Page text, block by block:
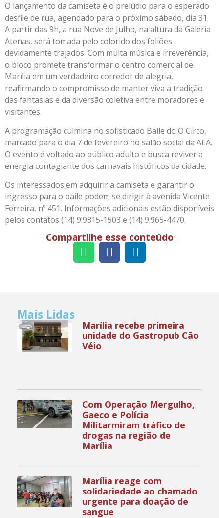
O lançamento da camiseta é o prelúdio para o esperado
desfile de rua, agendado para o próximo sábado, dia 31.
A partir das 9h, a rua Nove de Julho, na altura da Galeria
Atenas, será tomada pelo colorido dos foliões
devidamente trajados. Com muita música e irreverência,
o bloco promete transformar o centro comercial de
Marília em um verdadeiro corredor de alegria,
reafirmando o compromisso de manter viva a tradição
das fantasias e da diversão coletiva entre moradores e
visitantes.
A programação culmina no sofisticado Baile do O Circo,
marcado para o dia 7 de fevereiro no salão social da AEA.
O evento é voltado ao público adulto e busca reviver a
energia contagiante dos carnavais históricos da cidade.
Os interessados em adquirir a camiseta e garantir o
ingresso para o baile podem se dirigir à avenida Vicente
Ferreira, nº 451. Informações adicionais estão disponíveis
pelos contatos (14) 9.9815-1503 e (14) 9.965-4470.
Compartilhe esse conteúdo
Mais Lidas
Marília recebe primeira
unidade do Gastropub Cão
Véio
Com Operação Mergulho,
Gaeco e Polícia
Militarmiram tráfico de
drogas na região de
Marília
Marília reage com
solidariedade ao chamado
urgente para doação de
sangue